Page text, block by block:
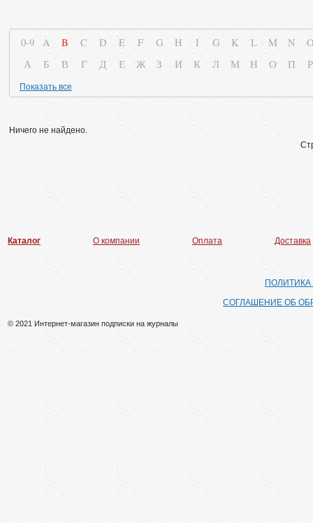
0-9 A B C D E F G H I G K L M N
А
Б В Г Д Е Ж З И К Л М Н О П Р
Показать все
Ничего не найдено.
Каталог О компании Оплата Доставка
СОГЛАШЕНИЕ ОБ
© 2021 Интернет-магазин подписки на журналы